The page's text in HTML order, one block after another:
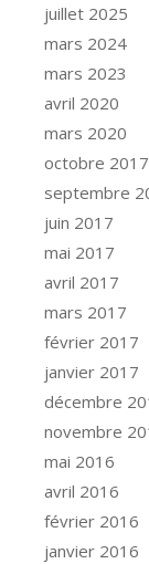
juillet 2025
mars 2024
mars 2023
avril 2020
mars 2020
octobre 2017
septembre
juin 2017
mai 2017
avril 2017
mars 2017
février 2017
janvier 2017
décembre
novembre
mai 2016
avril 2016
février 2016
janvier 2016